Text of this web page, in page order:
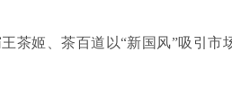
茶姬、茶百道以“新国风”吸引市